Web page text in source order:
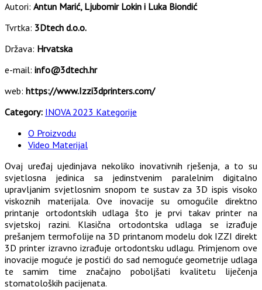
Autori: Antun Marić, Ljubomir Lokin i Luka Biondić
Tvrtka: 3Dtech d.o.o.
Država: Hrvatska
e-mail: info@3dtech.hr
web: https://www.Izzi3dprinters.com/
Category: INOVA 2023 Kategorije
O Proizvodu
Video Materijal
Ovaj uređaj ujedinjava nekoliko inovativnih rješenja, a to su
svjetlosna jedinica sa jedinstvenim paralelnim digitalno
upravljanim svjetlosnim snopom te sustav za 3D ispis visoko
viskoznih materijala. Ove inovacije su omogućile direktno
printanje ortodontskih udlaga što je prvi takav printer na
svjetskoj razini. Klasična ortodontska udlaga se izrađuje
prešanjem termofolije na 3D printanom modelu dok IZZI direkt
3D printer izravno izrađuje ortodontsku udlagu. Primjenom ove
inovacije moguće je postići do sad nemoguće geometrije udlaga
te samim time značajno poboljšati kvalitetu liječenja
stomatoloških pacijenata.